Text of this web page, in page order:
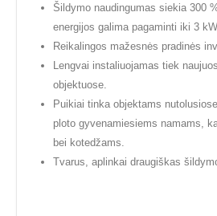
Šildymo naudingumas siekia 300
energijos galima pagaminti iki 3
Reikalingos mažesnės pradinės
Lengvai instaliuojamas tiek
objektuose.
Puikiai tinka objektams
ploto gyvenamiesiems namams,
bei kotedžams.
Tvarus, aplinkai draugiškas